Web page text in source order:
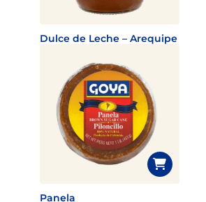
Dulce de Leche – Arequipe
Panela